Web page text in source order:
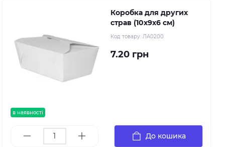
в наявності
Коробка для других
страв (10х9х6 см)
Код товару: ЛА0200
7.20 грн
До кошика